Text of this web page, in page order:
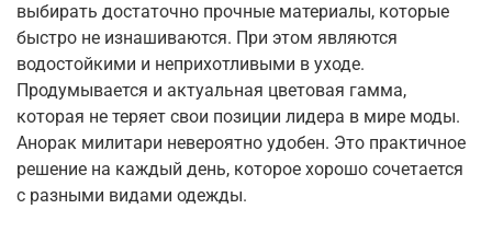
выбирать достаточно прочные материалы, которые
быстро не изнашиваются. При этом являются
водостойкими и неприхотливыми в уходе.
Продумывается и актуальная цветовая гамма,
которая не теряет свои позиции лидера в мире моды.
Анорак милитари невероятно удобен. Это практичное
решение на каждый день, которое хорошо сочетается
с разными видами одежды.